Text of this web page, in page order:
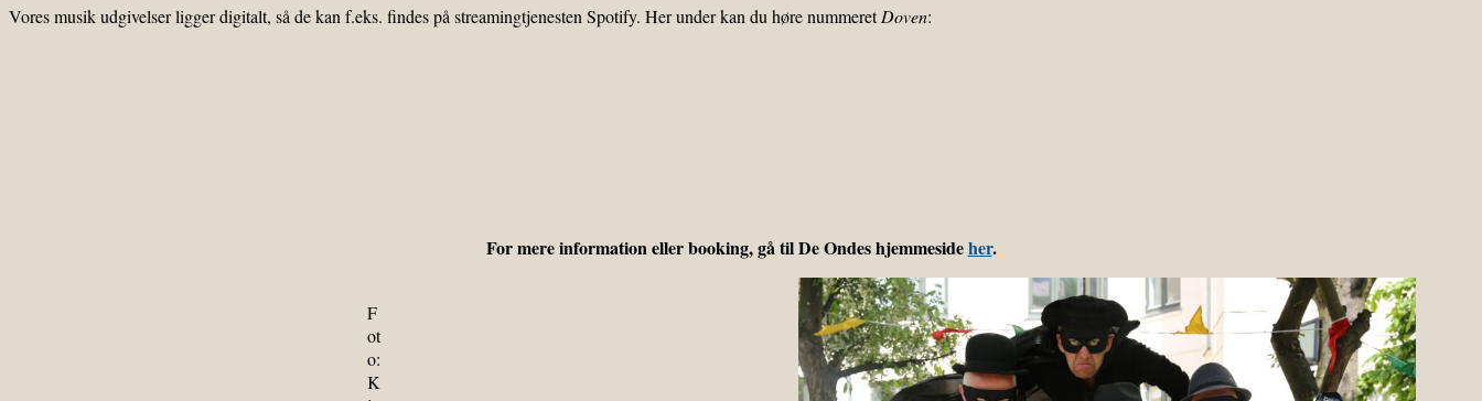
Vores musik udgivelser ligger digitalt, så de kan f.eks. findes på streamingtjenesten Spotify. Her under kan du høre nummeretDoven:
For mere information eller booking, gå til De Ondes hjemmesideher.
F
ot
o:
K